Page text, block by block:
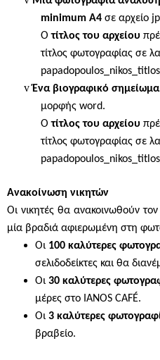
minimum Α4 σε αρχείο
Οτίτλος του αρχείου
τίτλος φωτογραφίας σε
papadopoulos nikos titlos
v Ένα βιογραφικό σημείωμα
μορφής word.
Οτίτλος του αρχείου
τίτλος φωτογραφίας σε
papadopoulos nikos titlos
Ανακοίνωση νικητών
Οι νικητές θα ανακοινωθούν
μία βραδιά αφιερωμένη στη
Οι 100 καλύτερες
σελιδοδείκτες και θα
Οι 30 καλύτερες
μέρες στο ΙΑΝΟS CAFÉ.
Οι 3 καλύτερες
βραβείο.